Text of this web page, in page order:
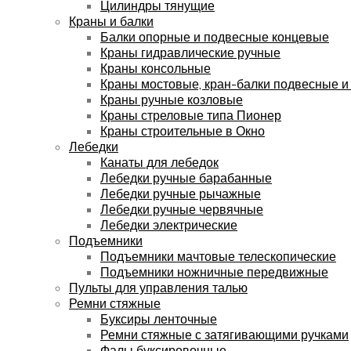
Цилиндры тянущие
Краны и балки
Балки опорные и подвесные концевые
Краны гидравлические ручные
Краны консольные
Краны мостовые, кран-балки подвесные
Краны ручные козловые
Краны стреловые типа Пионер
Краны строительные в Окно
Лебедки
Канаты для лебедок
Лебедки ручные барабанные
Лебедки ручные рычажные
Лебедки ручные червячные
Лебедки электрические
Подъемники
Подъемники мачтовые телескопические
Подъемники ножничные передвижные
Пульты для управления талью
Ремни стяжные
Буксиры ленточные
Ремни стяжные с затягивающими ручками